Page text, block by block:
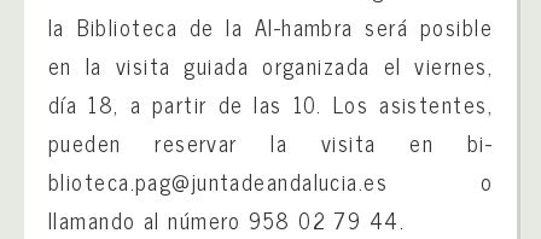
la Biblioteca de la Al-hambra será posible
en la visita guiada organizada el viernes,
día 18, a partir de las 10. Los asistentes,
pueden reservar la visita en bi-
blioteca.pag@juntadeandalucia.es o
llamando al número 958 02 79 44.